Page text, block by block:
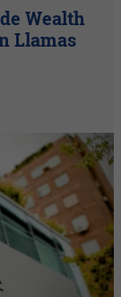
Wealth
Llamas